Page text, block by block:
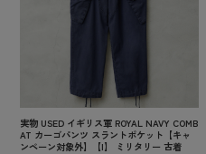
実物 USED イギリス軍 ROYAL NAVY COMB
AT カーゴパンツ スラントポケット【キャ
ンペーン対象外】【I】 ミリタリー 古着